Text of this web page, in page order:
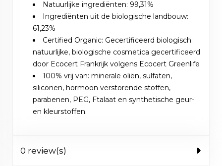
Natuurlijke ingrediënten: 99,31%
Ingrediënten uit de biologische landbouw:
61,23%
Certified Organic: Gecertificeerd biologisch:
natuurlijke, biologische cosmetica gecertificeerd
door Ecocert Frankrijk volgens Ecocert Greenlife
100% vrij van: minerale oliën, sulfaten,
siliconen, hormoon verstorende stoffen,
parabenen, PEG, Ftalaat en synthetische geur-
en kleurstoffen.
0 review(s)